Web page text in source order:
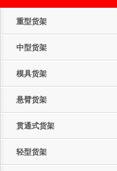
重型货架
中型货架
模具货架
悬臂货架
贯通式货架
轻型货架